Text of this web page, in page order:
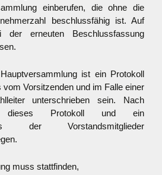
einberufen, die ohne die
beschlussfähig ist. Auf
erneuten Beschlussfassung
ist ein Protokoll
Vorsitzenden und im Falle einer
unterschrieben sein. Nach
dieses Protokoll und ein
der Vorstandsmitglieder
muss stattfinden,